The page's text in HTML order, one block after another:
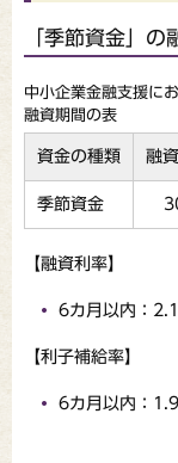
「季節資金」
中小企業金融支援に
融資期間の表
資金の種類 融
季節資金
【融資利率】
6カ月以内：
【利子補給率】
6カ月以内：